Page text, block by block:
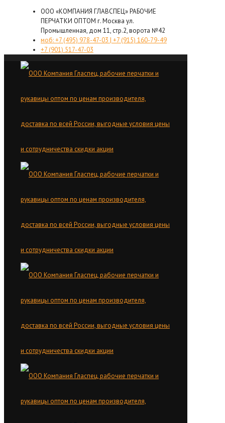
ООО «КОМПАНИЯ ГЛАВСПЕЦ» РАБОЧИЕ
ПЕРЧАТКИ ОПТОМ г. Москва ул.
Промышленная, дом 11, стр.2, ворота №42
моб: +7 (495) 978-47-03 | +7 (915) 160-79-49
+7 (901) 517-47-03